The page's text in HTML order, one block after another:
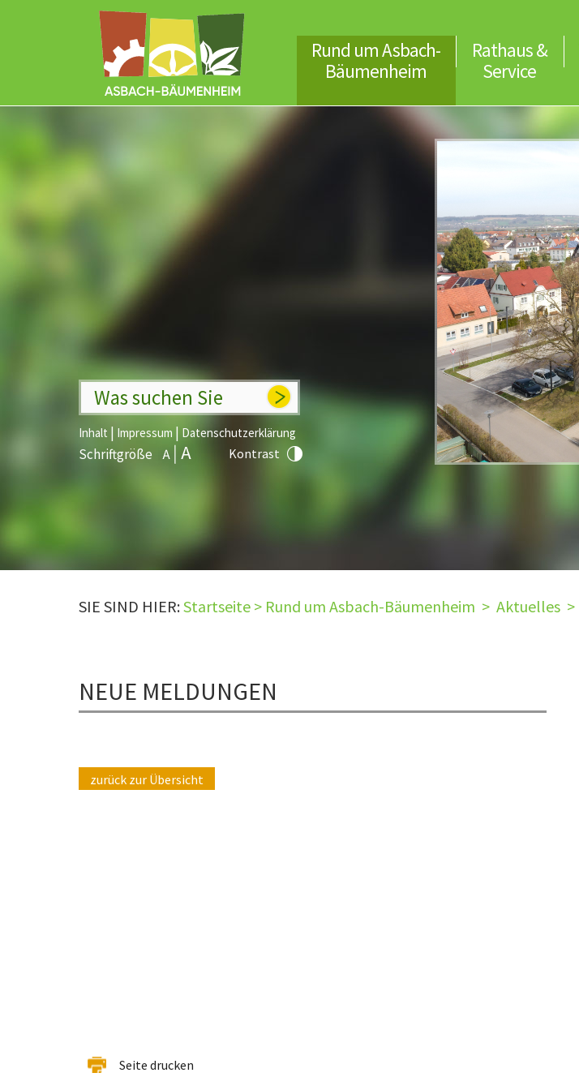
Rund um Asbach-
Bäumenheim
Rathaus &
Service
Was suchen Sie
Inhalt | Impressum | Datenschutzerklärung
Schriftgröße Kontrast
SIE SIND HIER:Startseite > Rund um Asbach-Bäumenheim > Aktuelles >
NEUE MELDUNGEN
zurück zur Übersicht
Seite drucken